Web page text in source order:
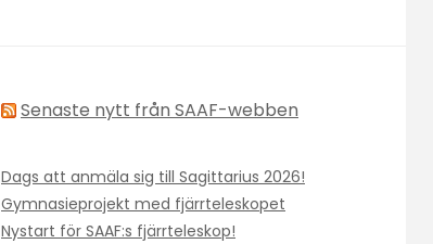
Senaste nytt från SAAF-webben
Dags att anmäla sig till Sagittarius 2026!
Gymnasieprojekt med fjärrteleskopet
Nystart för SAAF:s fjärrteleskop!